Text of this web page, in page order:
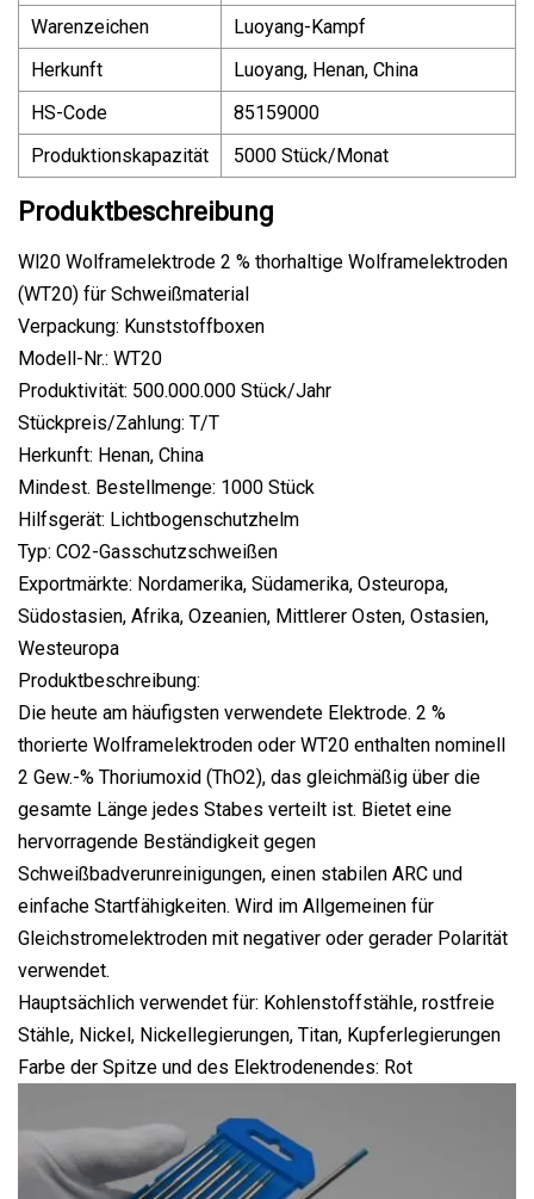
Warenzeichen
Luoyang-Kampf
Herkunft
Luoyang, Henan, China
HS-Code
85159000
Produktionskapazität
5000 Stück/Monat
Produktbeschreibung
Wl20 Wolframelektrode 2 % thorhaltige Wolframelektroden
(WT20) für Schweißmaterial
Verpackung: Kunststoffboxen
Modell-Nr.: WT20
Produktivität: 500.000.000 Stück/Jahr
Stückpreis/Zahlung: T/T
Herkunft: Henan, China
Mindest. Bestellmenge: 1000 Stück
Hilfsgerät: Lichtbogenschutzhelm
Typ: CO2-Gasschutzschweißen
Exportmärkte: Nordamerika, Südamerika, Osteuropa,
Südostasien, Afrika, Ozeanien, Mittlerer Osten, Ostasien,
Westeuropa
Produktbeschreibung:
Die heute am häufigsten verwendete Elektrode. 2 %
thorierte Wolframelektroden oder WT20 enthalten nominell
2 Gew.-% Thoriumoxid (ThO2), das gleichmäßig über die
gesamte Länge jedes Stabes verteilt ist. Bietet eine
hervorragende Beständigkeit gegen
Schweißbadverunreinigungen, einen stabilen ARC und
einfache Startfähigkeiten. Wird im Allgemeinen für
Gleichstromelektroden mit negativer oder gerader Polarität
verwendet.
Hauptsächlich verwendet für: Kohlenstoffstähle, rostfreie
Stähle, Nickel, Nickellegierungen, Titan, Kupferlegierungen
Farbe der Spitze und des Elektrodenendes: Rot